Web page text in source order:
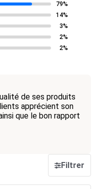
79%
14%
3%
2%
2%
de ses produits
apprécient son
que le bon rapport
Filtrer